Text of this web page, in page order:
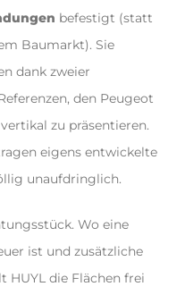
befestigt (statt
Baumarkt). Sie
dank zweier
den Peugeot
zu präsentieren.
eigens entwickelte
unaufdringlich.
Wo eine
ist und zusätzliche
HUYL die Flächen frei